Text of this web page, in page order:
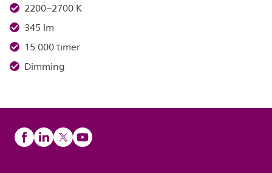
2200–2700 K
345 lm
15 000 timer
Dimming